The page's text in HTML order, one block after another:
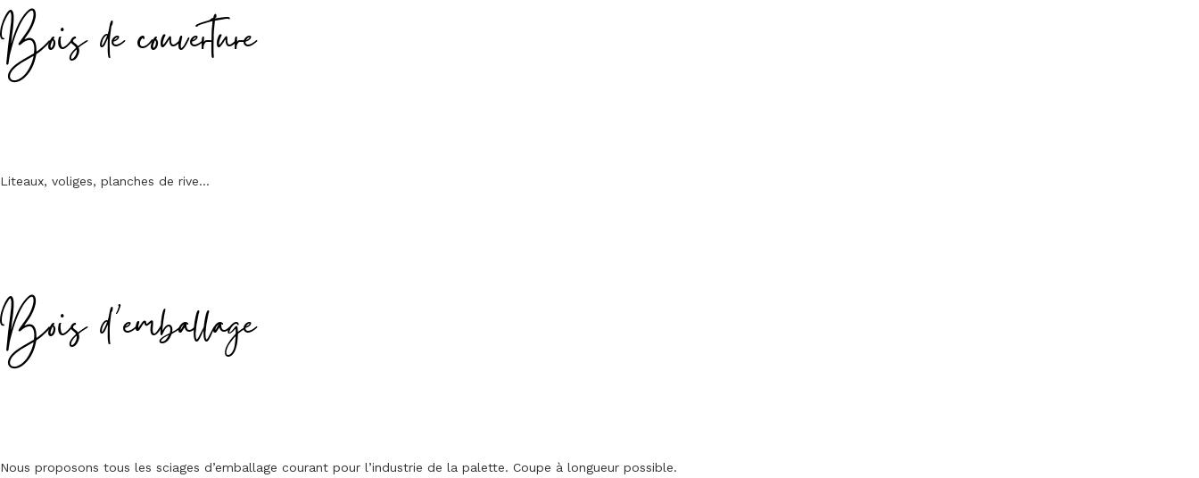
Bois de couverture
Liteaux, voliges, planches de rive…
Bois d’emballage
Nous proposons tous les sciages d’emballage courant pour l’industrie de la palette. Coupe à longueur possible.